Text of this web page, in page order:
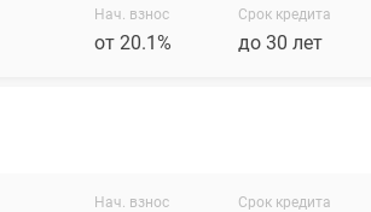
Нач. взнос
от 20.1%
Срок кредита
до 30 лет
Нач. взнос Срок кредита